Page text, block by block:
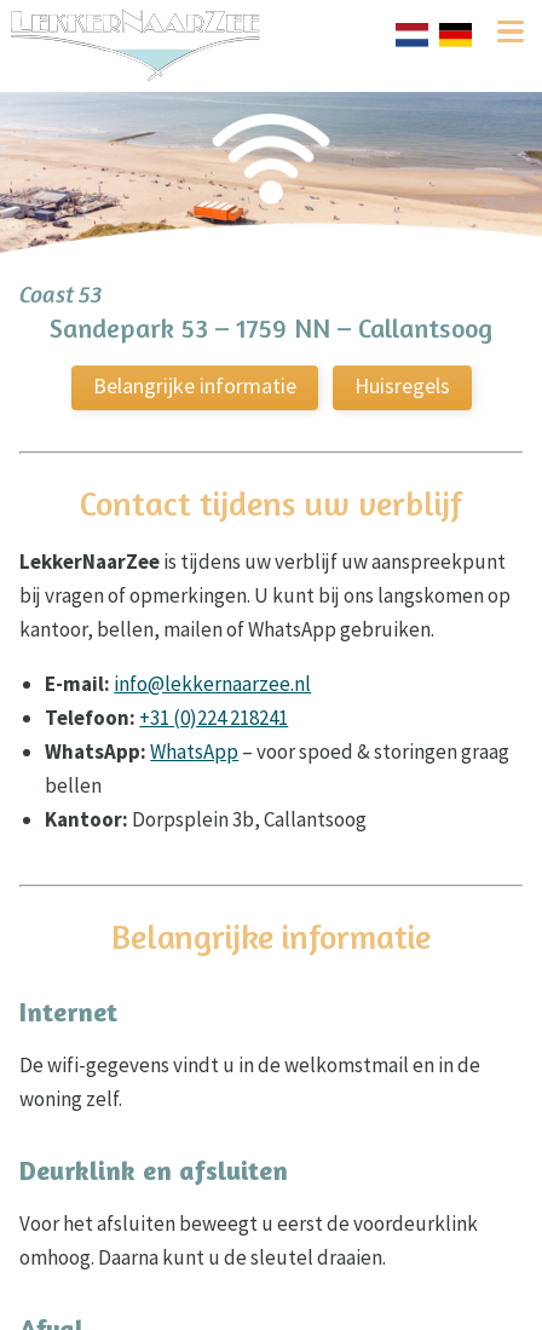
Coast 53
Sandepark 53 – 1759 NN – Callantsoog
Belangrijke informatie Huisregels
Contact tijdens uw verblijf
LekkerNaarZeeis tijdens uw verblijf uw aanspreekpunt
bij vragen of opmerkingen. U kunt bij ons langskomen op
kantoor, bellen, mailen of WhatsApp gebruiken.
E-mail: info@lekkernaarzee.nl
Telefoon: +31 (0)224 218241
WhatsApp:WhatsApp– voor spoed & storingen graag
bellen
Kantoor: Dorpsplein 3b, Callantsoog
Belangrijke informatie
Internet
De wifi-gegevens vindt u in de welkomstmail en in de
woning zelf.
Deurklink en afsluiten
Voor het afsluiten beweegt u eerst de voordeurklink
omhoog. Daarna kunt u de sleutel draaien.